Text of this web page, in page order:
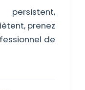
prenez
de